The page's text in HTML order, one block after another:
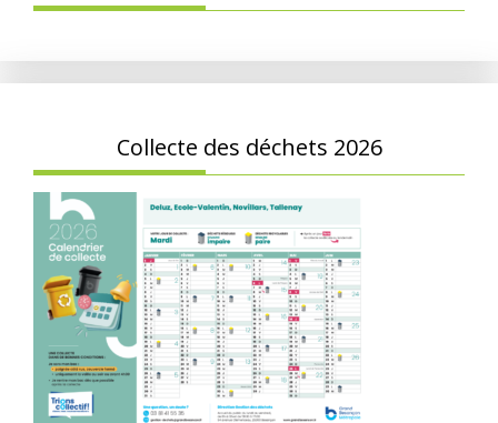
Collecte des déchets 2026